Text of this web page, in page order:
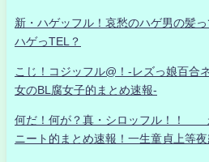
新・ハゲッフル！哀愁のハゲ男の髪
ハゲっTEL？
こじ！コジッフル@！-レズっ娘百合
女のBL腐女子的まとめ速報-
何だ！何が？真・シロッフル！！
ニート的まとめ速報！一生童貞上等夜